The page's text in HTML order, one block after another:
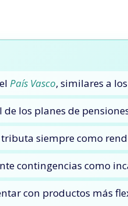
País Vasco, similares a
los planes de
siempre como
contingencias como
con productos más